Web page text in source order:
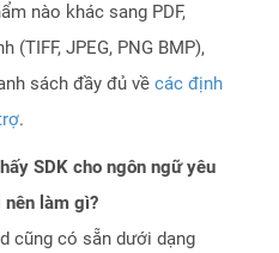
nào khác sang PDF,
(TIFF, JPEG, PNG BMP),
sách đầy đủ về các định
.
SDK cho ngôn ngữ yêu
nên làm gì?
cũng có sẵn dưới dạng